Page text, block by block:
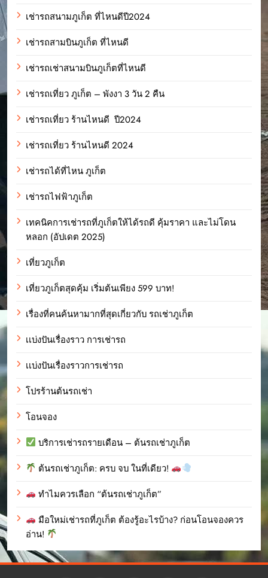
เช่ารถสนามภูเก็ต ที่ไหนดีปี2024
เช่ารถสามบินภูเก็ต ที่ไหนดี
เช่ารถเช่าสนามบินภูเก็ตที่ไหนดี
เช่ารถเที่ยว ภูเก็ต – พังงา 3 วัน 2 คืน
เช่ารถเที่ยว ร้านไหนดี ปี2024
เช่ารถเที่ยว ร้านไหนดี 2024
เช่ารถได้ที่ไหน ภูเก็ต
เช่ารถไฟฟ้าภูเก็ต
เทคนิคการเช่ารถที่ภูเก็ตให้ได้รถดี คุ้มราคา และไม่โดน
หลอก (อัปเดต 2025)
เที่ยวภูเก็ต
เที่ยวภูเก็ตสุดคุ้ม เริ่มต้นเพียง 599 บาท!
เรื่องที่คนค้นหามากที่สุดเกี่ยวกับ รถเช่าภูเก็ต
เเบ่งปันเรื่องราว การเช่ารถ
เเบ่งปันเรื่องราวการเช่ารถ
โปรร้านต้นรถเช่า
โอนจอง
บริการเช่ารถรายเดือน – ต้นรถเช่าภูเก็ต
ต้นรถเช่าภูเก็ต: ครบ จบ ในที่เดียว!
ทำไมควรเลือก “ต้นรถเช่าภูเก็ต”
มือใหม่เช่ารถที่ภูเก็ต ต้องรู้อะไรบ้าง? ก่อนโอนจองควร
อ่าน!